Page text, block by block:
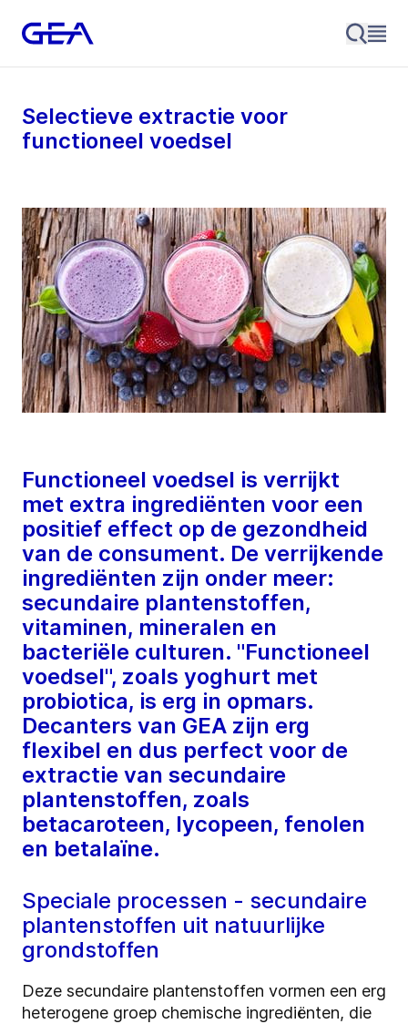
Selectieve extractie voor
functioneel voedsel
Functioneel voedsel is verrijkt
met extra ingrediënten voor een
positief effect op de gezondheid
van de consument. De verrijkende
ingrediënten zijn onder meer:
secundaire plantenstoffen,
vitaminen, mineralen en
bacteriële culturen. "Functioneel
voedsel", zoals yoghurt met
probiotica, is erg in opmars.
Decanters van GEA zijn erg
flexibel en dus perfect voor de
extractie van secundaire
plantenstoffen, zoals
betacaroteen, lycopeen, fenolen
en betalaïne.
Speciale processen - secundaire
plantenstoffen uit natuurlijke
grondstoffen
Deze secundaire plantenstoffen vormen een erg
heterogene groep chemische ingrediënten, die